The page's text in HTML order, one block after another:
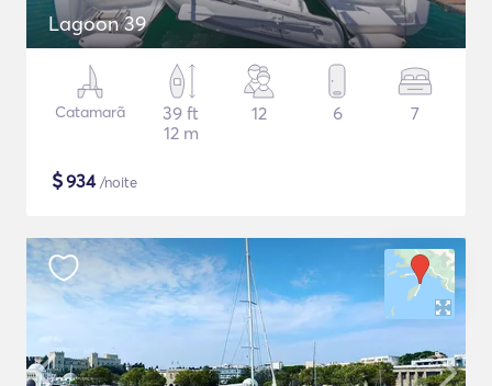
Lagoon 39
Catamarã
39 ft
12 m
12 6 7
$934/noite